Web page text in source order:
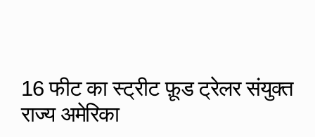
16 फीट का स्ट्रीट फ़ूड ट्रेलर संयुक्त
राज्य अमेरिका